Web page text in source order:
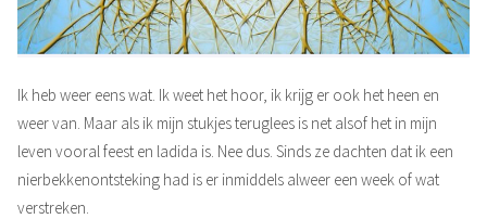
Ik heb weer eens wat. Ik weet het hoor, ik krijg er ook het heen en
weer van. Maar als ik mijn stukjes teruglees is net alsof het in mijn
leven vooral feest en ladida is. Nee dus. Sinds ze dachten dat ik een
nierbekkenontsteking had is er inmiddels alweer een week of wat
verstreken.